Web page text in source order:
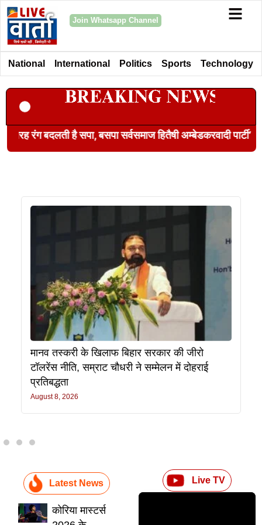
Join Whatsapp Channel
National International Politics Sports Technology
पार्टी’ कोरिया मास्टर्स 2026 के फाइनल में पहुंचीं
मानव तस्करी के खिलाफ बिहार सरकार की जीरो
टॉलरेंस नीति, सम्राट चौधरी ने सम्मेलन में दोहराई
प्रतिबद्धता
August 8, 2026
Latest News
कोरिया मास्टर्स
Live TV